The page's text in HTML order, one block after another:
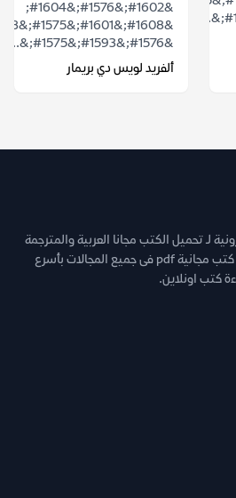
&#1602;&#1576;&#1604;
&#1576;&#1593;&#1575;&...
ألفريد لويس دي بريمار
لـ تحميل الكتب مجانا العربية والمترجمة
والروايات والقصص وغيرها من كتب مجانية pdf فى جميع المجالات بأسرع
كتب اونلاين.